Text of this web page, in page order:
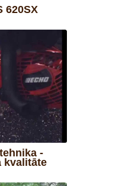
620SX
kvalitāte